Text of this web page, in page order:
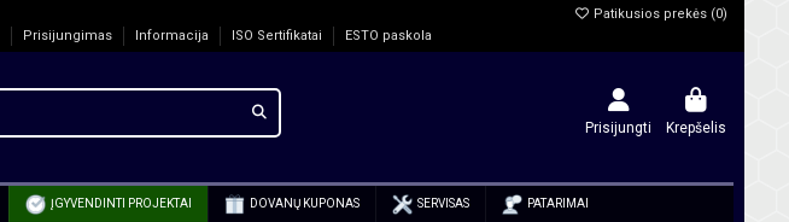
Prisijungimas Informacija ISO Sertifikatai ESTO paskola
Patikusios prekės (0)
Prisijungti Krepšelis
ĮGYVENDINTI PROJEKTAI DOVANŲ KUPONAS SERVISAS PATARIMAI